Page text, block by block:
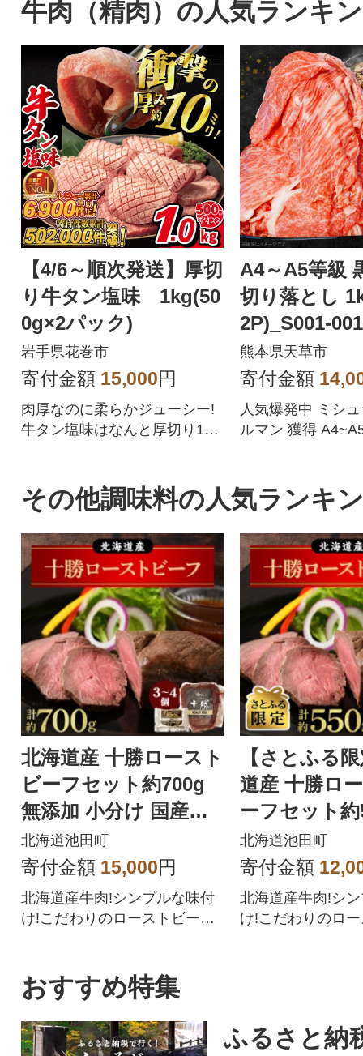
牛肉（精肉）の人気ランキ
【4/6～順次発送】厚切
り牛タン塩味 1kg(50
0g×2パック)
岩手県花巻市
寄付金額 15,000円
肉厚なのに柔らかジューシー!
牛タン塩味はなんと厚切り10
A4～A5等級
切り落とし
2P)_S001-
熊本県天草市
寄付金額
人気爆発中 ミシ
ルマン 獲得
程度お時間がかか
ざいます。ご了承
込みください。発
しては、説明文を
ください。★天草
品の発送通知メ
できません★
その他調味料の人気ランキ
北海道産 十勝ロースト
ビーフセット約700g
無添加 小分け 国産【A
011-11-1】
北海道池田町
寄付金額 15,000円
北海道産牛肉!シンプルな味付
け!こだわりのローストビーフ
【さとふる
道産 十勝ロ
ーフセット約
添加 国産 【
北海道池田町
寄付金額
北海道産牛肉!シ
け!こだわりのロ
おすすめ特集
ふるさと納